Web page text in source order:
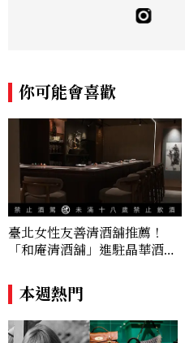
飯店、奢
另涉獵3C
pella、
I、
rriott等頂級飯店集
0篇深度專
「玩咖懶
角提供讀者
品質生活旅遊靈感
你可能會喜歡
臺北女性友善清酒舖推薦！
「和庵清酒舖」進駐晶華酒
180元起輕鬆微醺
本週熱門